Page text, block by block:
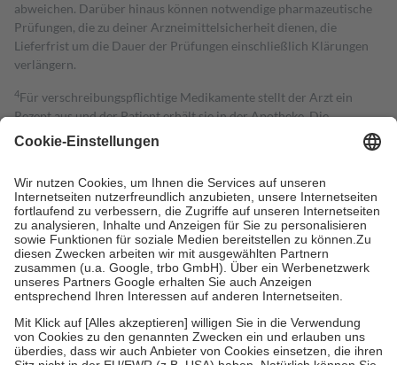
abweichen. Darüber hinaus können notwendige pharmazeutische
Prüfungen, die zu deiner Arzneimittelsicherheit dienen, die
Lieferfrist um die Dauer der Prüfungen einschließlich Klärungen
verlängern.
4Für verschreibungspflichtige Medikamente stellt der Arzt ein
Rezept aus und der Patient erhält sie in der Apotheke. Die
gesetzliche Krankenversicherung übernimmt in der Regel die
Kosten dafür, der Versicherte trägt einen Teil davon als Zuzahlung
Grundsätzlich leisten Mitglieder Zuzahlungen in Höhe von zehn
Prozent des Abgabepreises,mindestens jedochfünf Euround
höchstens zehn Euro.Es sind jedoch nie mehr als die tatsächlichen
Kosten der Leistung zu entrichten.
Diese Regeln gelten grundsätzlich auch für Online-Apotheken.
Bei Heilmitteln und häuslicher Krankenpflege beträgt die
Zuzahlung zehn Prozent der Kosten sowie zehn Euro je
Verordnung.
Um das Engagement der Versicherten für ihre eigene Gesundheit zu
stärken und die besondere Stellung der Familie zu unterstützen,